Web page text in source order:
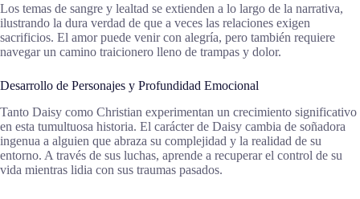
Los temas de sangre y lealtad se extienden a lo largo de la narrativa,
ilustrando la dura verdad de que a veces las relaciones exigen
sacrificios. El amor puede venir con alegría, pero también requiere
navegar un camino traicionero lleno de trampas y dolor.
Desarrollo de Personajes y Profundidad Emocional
Tanto Daisy como Christian experimentan un crecimiento significativo
en esta tumultuosa historia. El carácter de Daisy cambia de soñadora
ingenua a alguien que abraza su complejidad y la realidad de su
entorno. A través de sus luchas, aprende a recuperar el control de su
vida mientras lidia con sus traumas pasados.